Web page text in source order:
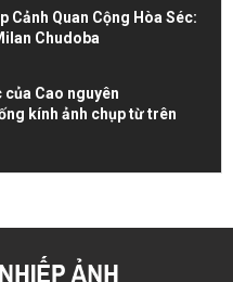
Cảnh Quan Cộng Hòa Séc:
Chudoba
Cao nguyên
kính ảnh chụp từ trên